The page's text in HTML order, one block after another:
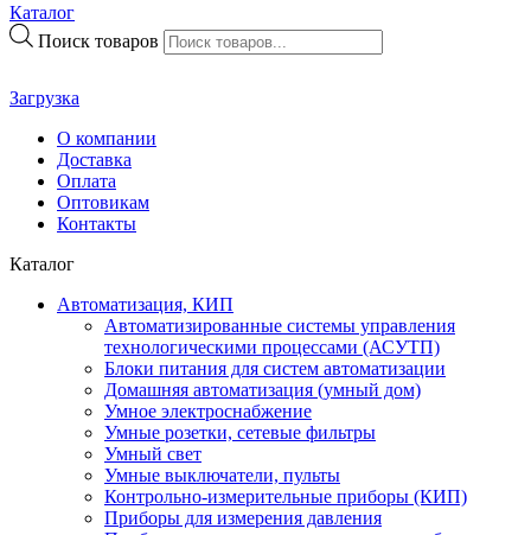
Каталог
Поиск товаров
Загрузка
О компании
Доставка
Оплата
Оптовикам
Контакты
Каталог
Автоматизация, КИП
Автоматизированные системы управления
технологическими процессами (АСУТП)
Блоки питания для систем автоматизации
Домашняя автоматизация (умный дом)
Умное электроснабжение
Умные розетки, сетевые фильтры
Умный свет
Умные выключатели, пульты
Контрольно-измерительные приборы (КИП)
Приборы для измерения давления